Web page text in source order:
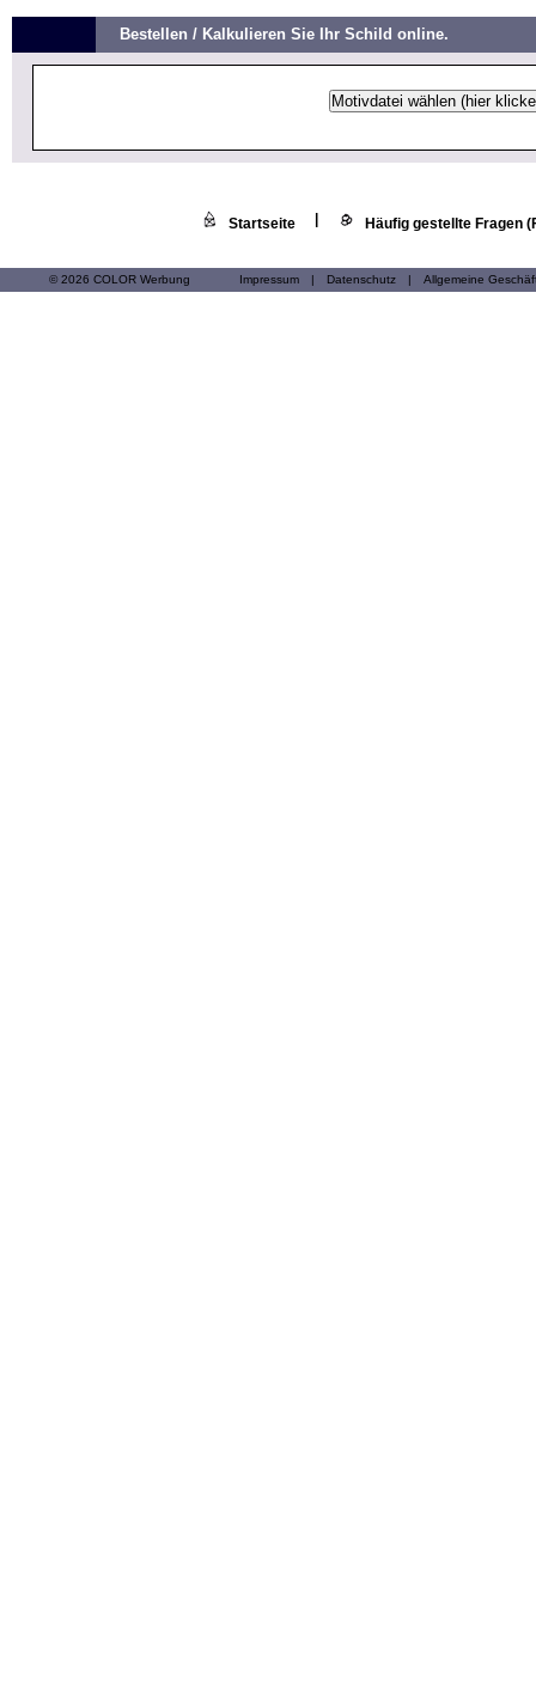
Bestellen / Kalkulieren Sie Ihr Schild online.
Startseite Häufig gestellte Fragen
© 2026 COLOR Werbung Impressum | Datenschutz | Allgemeine